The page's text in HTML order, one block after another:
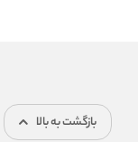
بازگشت به بالا